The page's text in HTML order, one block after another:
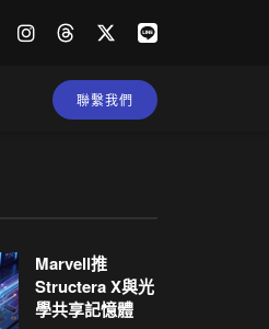
聯繫我們
Marvell推
Structera X與光
學共享記憶體